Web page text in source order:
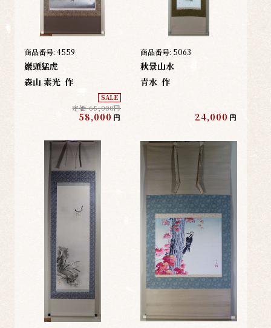
商品番号: 4559
巖頭猛虎
森山 素光 作
SALE
定価 65,000円
58,000 円
商品番号: 5063
秋景山水
青水 作
24,000 円